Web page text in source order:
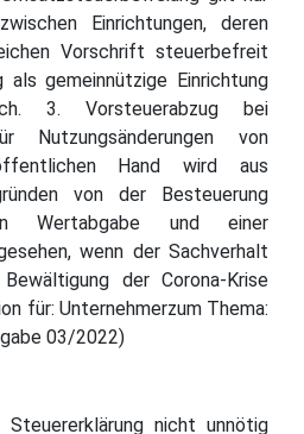
Einrichtungen, deren
Vorschrift steuerbefreit
als gemeinnützige Einrichtung
3. Vorsteuerabzug bei
Nutzungsänderungen von
Hand wird aus
von der Besteuerung
Wertabgabe und einer
wenn der Sachverhalt
der Corona-Krise
für: Unternehmerzum Thema:
03/2022)
nicht unnötig